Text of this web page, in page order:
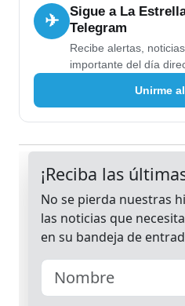
✈
Sigue a La
Telegram
Recibe alertas,
importante del día
Unirme